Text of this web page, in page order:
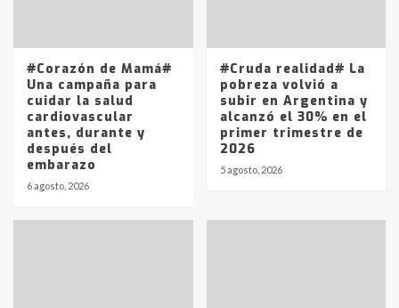
2
14 allanamientos con Gendarmería
en T.Lauquen, Pehuajó y Carlos
Casares
Identidad de los adolescentes
pampeanos que fueron
#Corazón de Mamá#
Una campaña para
cuidar la salud
cardiovascular
antes, durante y
después del
embarazo
6 agosto, 2026
#Cruda realidad# La
pobreza volvió a
subir en Argentina y
alcanzó el 30% en el
primer trimestre de
2026
5 agosto, 2026